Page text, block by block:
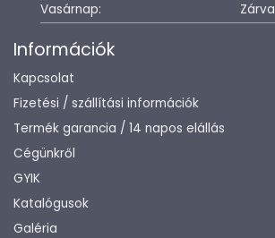
Vasárnap:
Zárva
Információk
Kapcsolat
Fizetési / szállítási információk
Termék garancia / 14 napos elállás
Cégünkről
GYIK
Katalógusok
Galéria